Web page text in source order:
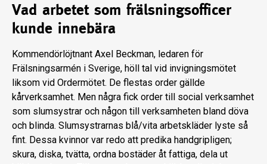
Vad arbetet som frälsningsofficer
kunde innebära
Kommendörlöjtnant Axel Beckman, ledaren för
Frälsningsarmén i Sverige, höll tal vid invigningsmötet
liksom vid Ordermötet. De flestas order gällde
kårverksamhet. Men några fick order till social verksamhet
som slumsystrar och någon till verksamheten bland döva
och blinda. Slumsystrarnas blå/vita arbetskläder lyste så
fint. Dessa kvinnor var redo att predika handgripligen;
skura, diska, tvätta, ordna bostäder åt fattiga, dela ut